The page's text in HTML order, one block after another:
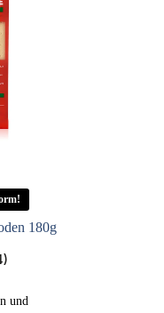
180g
und